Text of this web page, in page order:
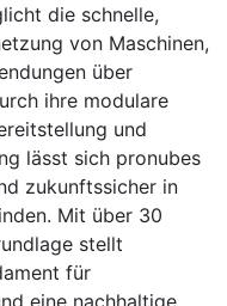
die schnelle,
von Maschinen,
über
ihre modulare
und
lässt sich pronubes
zukunftssicher in
Mit über 30
stellt
für
eine nachhaltige